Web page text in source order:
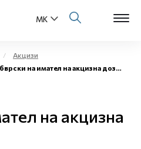
Акцизи
на имател на акцизна дозвола
на акцизна